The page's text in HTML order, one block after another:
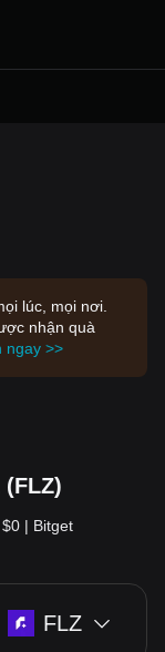
lúc, mọi nơi.
nhận quà
ngay >>
| Bitget
FLZ